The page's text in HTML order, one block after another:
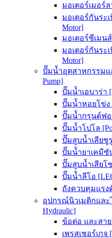
มอเตอร์เมอร์ล
มอเตอร์กันระเ
Motor]
มอเตอร์ซีเมนส์
มอเตอร์กันระเ
Motor]
ปั๊มน้ำอุตสาหกรรมแ
Pump]
ปั๊มน้ำเอบาร่า
ปั๊มน้ำหอยโข่ง
ปั๊มน้ำกรุนด์ฟอส
ปั๊มน้ำโปโล
ปั๊มสูบน้ำเสียซูรู
ปั๊มน้ำยาเคมีซัน
ปั๊มสูบน้ำเสียโช
ปั๊มน้ำลีโอ
ถังควบคุมแรงดั
อุปกรณ์นิวเมติกและ
Hydraulic]
ข้อต่อ และสาย
เพรสเชอร์เกจ